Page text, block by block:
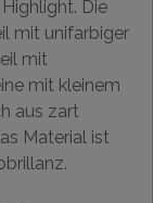
Die
mit unifarbiger
mit
mit kleinem
aus zart
Material ist